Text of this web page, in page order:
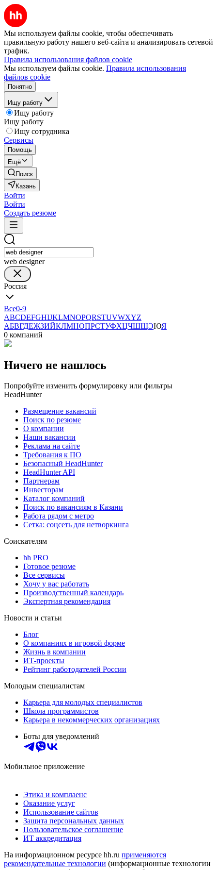
Мы используем файлы cookie, чтобы обеспечивать
правильную работу нашего веб-сайта и анализировать сетевой
трафик.
Правила использования файлов cookie
Мы используем файлы cookie. Правила использования
файлов cookie
Понятно
Ищу работу
Ищу работу
Ищу работу
Ищу сотрудника
Сервисы
Помощь
Ещё
Поиск
Казань
Войти
Войти
Создать резюме
web designer
Россия
Все0-9
ABCDEFGHIJKLMNOPQRSTUVWXYZ
АБВГДЕЖЗИЙКЛМНОПРСТУФХЦЧШЩЭЮЯ
0 компаний
Ничего не нашлось
Попробуйте изменить формулировку или фильтры
HeadHunter
Размещение вакансий
Поиск по резюме
О компании
Наши вакансии
Реклама на сайте
Требования к ПО
Безопасный HeadHunter
HeadHunter API
Партнерам
Инвесторам
Каталог компаний
Поиск по вакансиям в Казани
Работа рядом с метро
Сетка: соцсеть для нетворкинга
Соискателям
hh PRO
Готовое резюме
Все сервисы
Хочу у вас работать
Производственный календарь
Экспертная рекомендация
Новости и статьи
Блог
О компаниях в игровой форме
Жизнь в компании
ИТ-проекты
Рейтинг работодателей России
Молодым специалистам
Карьера для молодых специалистов
Школа программистов
Карьера в некоммерческих организациях
Боты для уведомлений
Мобильное приложение
Этика и комплаенс
Оказание услуг
Использование сайтов
Защита персональных данных
Пользовательское соглашение
ИТ аккредитация
На информационном ресурсе hh.ru применяются
рекомендательные технологии (информационные технологии